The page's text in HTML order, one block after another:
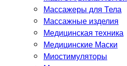
Массажеры для Тела
Массажные изделия
Медицинская техника
Медицинские Маски
Миостимуляторы